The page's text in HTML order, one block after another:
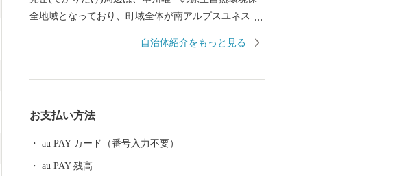
全地域となっており、町域全体が南アルプスユネスコ
アルプスを源とする大井川がゆったりと流れ、この地
で唯一のアプト式鉄道が運行し、悠然と流れる大井川
す。
自治体紹介をもっと見る
お支払い方法
au PAY カード（番号入力不要）
au PAY 残高